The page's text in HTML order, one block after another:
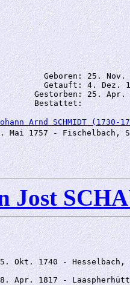
Geboren: 25.
Getauft: 4. Dez.
Gestorben: 25.
Arnd SCHMIDT (1730-
Mai 1757 - Fischelbach,
Jost
Okt. 1740 -
Apr. 1817 -